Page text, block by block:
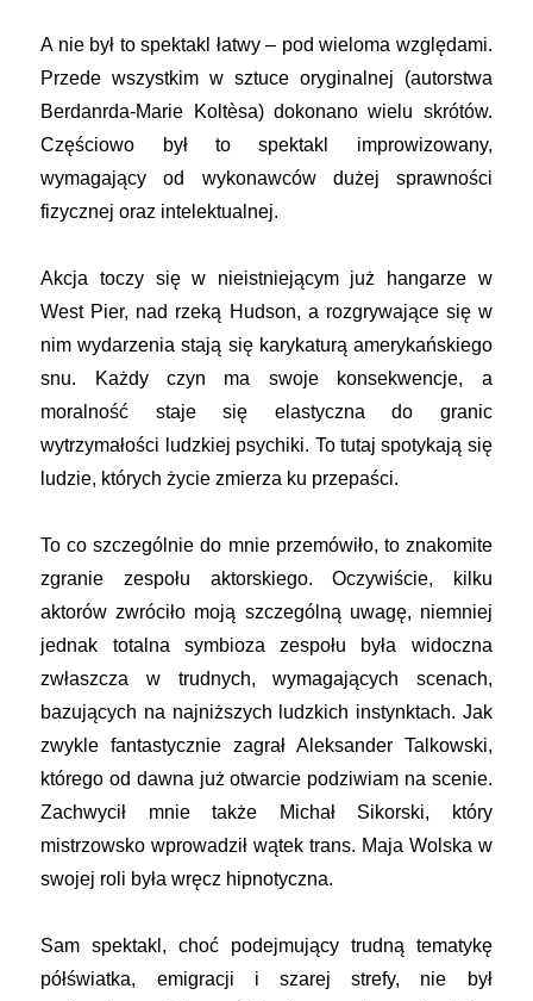
A nie był to spektakl łatwy – pod wieloma względami.
Przede wszystkim w sztuce oryginalnej (autorstwa
Berdanrda-Marie Koltèsa) dokonano wielu skrótów.
Częściowo był to spektakl improwizowany,
wymagający od wykonawców dużej sprawności
fizycznej oraz intelektualnej.
Akcja toczy się w nieistniejącym już hangarze w
West Pier, nad rzeką Hudson, a rozgrywające się w
nim wydarzenia stają się karykaturą amerykańskiego
snu. Każdy czyn ma swoje konsekwencje, a
moralność staje się elastyczna do granic
wytrzymałości ludzkiej psychiki. To tutaj spotykają się
ludzie, których życie zmierza ku przepaści.
To co szczególnie do mnie przemówiło, to znakomite
zgranie zespołu aktorskiego. Oczywiście, kilku
aktorów zwróciło moją szczególną uwagę, niemniej
jednak totalna symbioza zespołu była widoczna
zwłaszcza w trudnych, wymagających scenach,
bazujących na najniższych ludzkich instynktach. Jak
zwykle fantastycznie zagrał Aleksander Talkowski,
którego od dawna już otwarcie podziwiam na scenie.
Zachwycił mnie także Michał Sikorski, który
mistrzowsko wprowadził wątek trans. Maja Wolska w
swojej roli była wręcz hipnotyczna.
Sam spektakl, choć podejmujący trudną tematykę
półświatka, emigracji i szarej strefy, nie był